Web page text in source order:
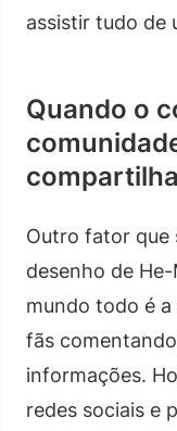
assistir tudo de
Quando o
Outro fator que
desenho de
mundo todo é
fãs
informações.
redes sociais e